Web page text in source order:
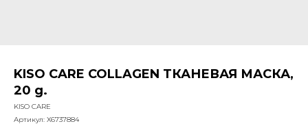
KISO СARE COLLAGEN ТКАНЕВАЯ МАСКА,
20 g.
KISO CARE
Артикул: X6737884